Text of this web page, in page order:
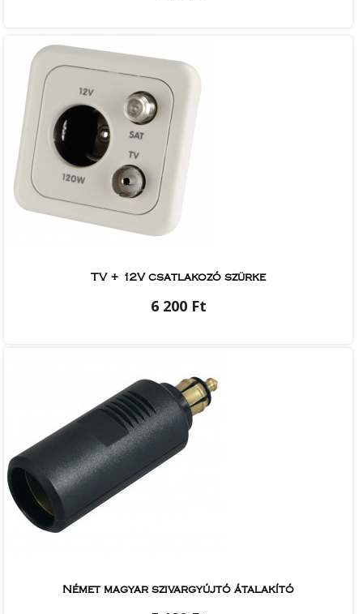
TV + 12V csatlakozó szürke
6 200 Ft
Német magyar szivargyújtó átalakító